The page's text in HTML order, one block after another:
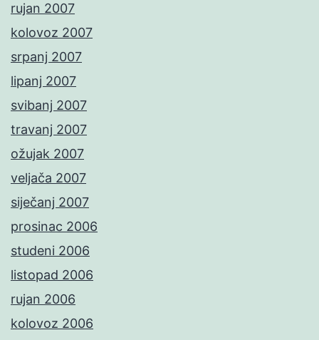
rujan 2007
kolovoz 2007
srpanj 2007
lipanj 2007
svibanj 2007
travanj 2007
ožujak 2007
veljača 2007
siječanj 2007
prosinac 2006
studeni 2006
listopad 2006
rujan 2006
kolovoz 2006